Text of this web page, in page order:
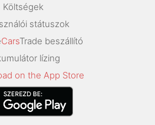
Költségek
státuszok
CarsTrade beszállító
lízing